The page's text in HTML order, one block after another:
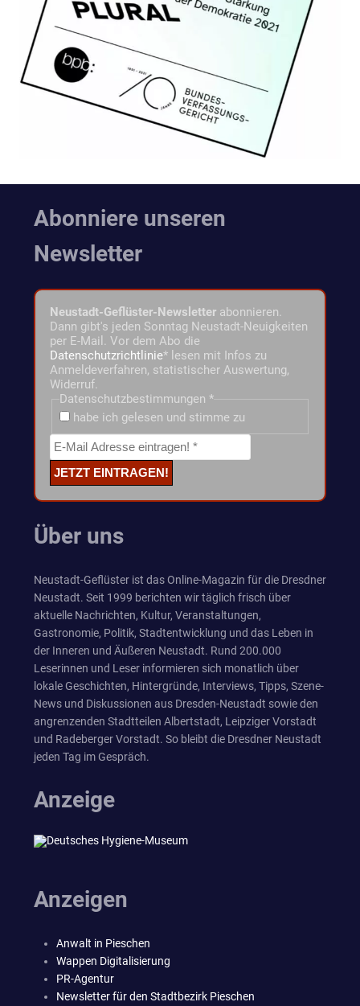
Abonniere unseren
Newsletter
Neustadt-Geflüster-Newsletter abonnieren.
Dann gibt's jeden Sonntag Neustadt-Neuigkeiten
per E-Mail. Vor dem Abo die
Datenschutzrichtlinie* lesen mit Infos zu
Anmeldeverfahren, statistischer Auswertung,
Widerruf.
Datenschutzbestimmungen *
habe ich gelesen und stimme zu
Über uns
Neustadt-Geflüster ist das Online-Magazin für die Dresdner
Neustadt. Seit 1999 berichten wir täglich frisch über
aktuelle Nachrichten, Kultur, Veranstaltungen,
Gastronomie, Politik, Stadtentwicklung und das Leben in
der Inneren und Äußeren Neustadt. Rund 200.000
Leserinnen und Leser informieren sich monatlich über
lokale Geschichten, Hintergründe, Interviews, Tipps, Szene-
News und Diskussionen aus Dresden-Neustadt sowie den
angrenzenden Stadtteilen Albertstadt, Leipziger Vorstadt
und Radeberger Vorstadt. So bleibt die Dresdner Neustadt
jeden Tag im Gespräch.
Anzeige
Anzeigen
Anwalt in Pieschen
Wappen Digitalisierung
PR-Agentur
Newsletter für den Stadtbezirk Pieschen